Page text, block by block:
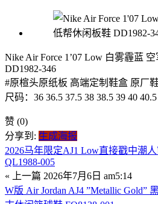
Nike Air Force 1’07 Low 白雾霾蓝
DD1982-346
#原楦头原纸板 高端定制鞋盒 原厂
尺码：36 36.5 37.5 38 38.5 39 40
赞 (0)
分享到: 生成海报
2026马年限定AJ1 Low直接戳中潮
QL1988-005
« 上一篇 2026年7月6日 am5:14
W版 Air Jordan AJ4 ”Metallic Gold”